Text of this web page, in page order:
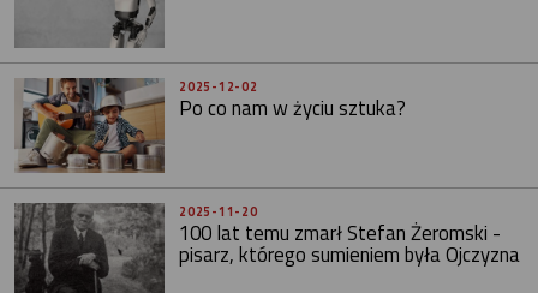
2025-12-02
Po co nam w życiu sztuka?
2025-11-20
100 lat temu zmarł Stefan Żeromski -
pisarz, którego sumieniem była Ojczyzna